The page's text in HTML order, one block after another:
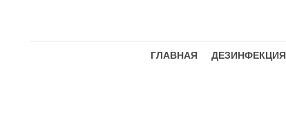
ГЛАВНАЯ ДЕЗИНФЕКЦИЯ